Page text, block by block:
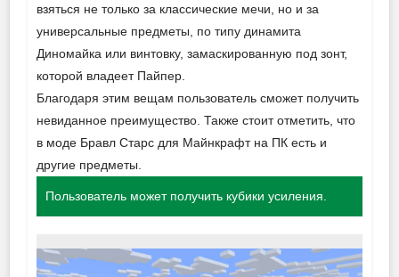
взяться не только за классические мечи, но и за
универсальные предметы, по типу динамита
Диномайка или винтовку, замаскированную под зонт,
которой владеет Пайпер.
Благодаря этим вещам пользователь сможет получить
невиданное преимущество. Также стоит отметить, что
в моде Бравл Старс для Майнкрафт на ПК есть и
другие предметы.
Пользователь может получить кубики усиления.